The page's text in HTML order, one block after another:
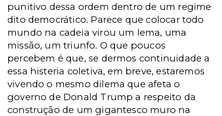
punitivo dessa ordem dentro de um regime
dito democrático. Parece que colocar todo
mundo na cadeia virou um lema, uma
missão, um triunfo. O que poucos
percebem é que, se dermos continuidade a
essa histeria coletiva, em breve, estaremos
vivendo o mesmo dilema que afeta o
governo de Donald Trump a respeito da
construção de um gigantesco muro na